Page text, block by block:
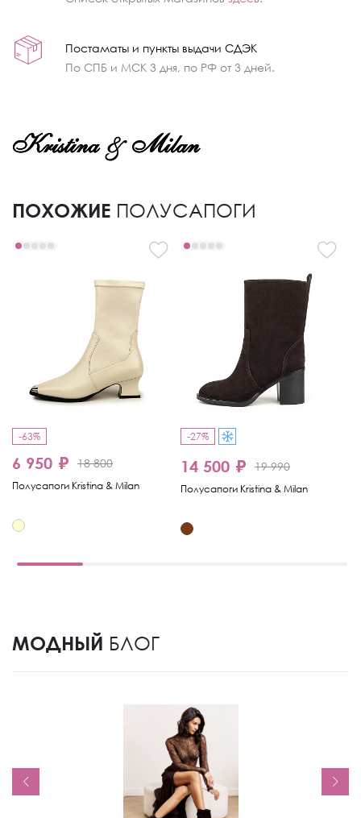
Постаматы и пункты выдачи СДЭК
По СПБ и МСК 3 дня, по РФ от 3 дней.
ПОХОЖИЕ ПОЛУСАПОГИ
-63%
6 950 ₽ 18 800
Полусапоги Kristina & Milan
-27%
14 500 ₽ 19 990
Полусапоги Kristina & Milan
МОДНЫЙ БЛОГ